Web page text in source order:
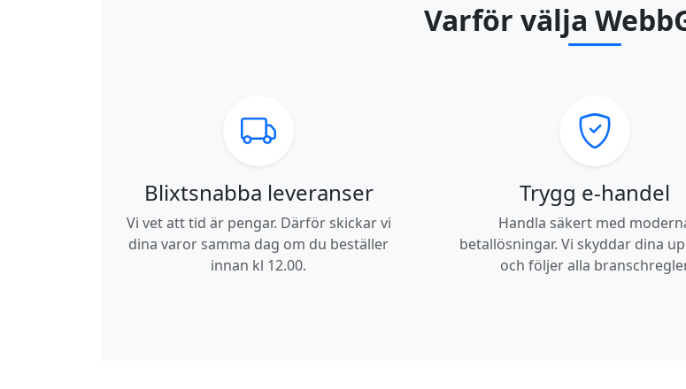
Varför välja
Blixtsnabba leveranser
Vi vet att tid är pengar. Därför skickar vi
dina varor samma dag om du beställer
innan kl 12.00.
Trygg e-handel
Handla säkert med
betallösningar. Vi skyddar dina
och följer alla